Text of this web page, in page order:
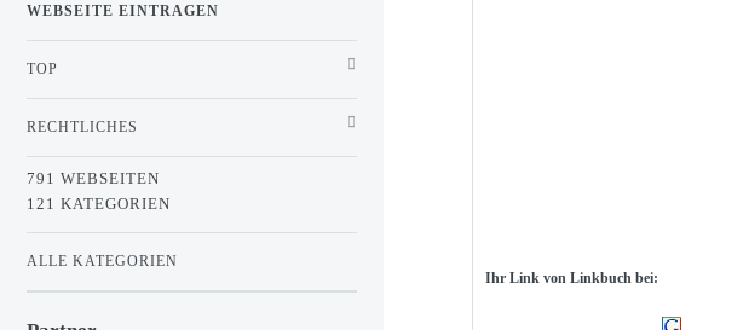
Ihr Link von Linkbuch bei:
WEBSEITE EINTRAGEN
TOP
RECHTLICHES
791 WEBSEITEN
121 KATEGORIEN
ALLE KATEGORIEN